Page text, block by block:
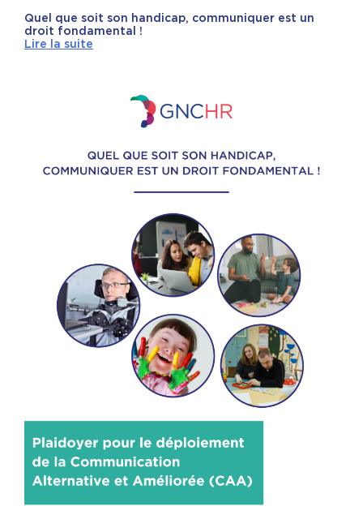
Quel que soit son handicap, communiquer est un
droit fondamental !
Lire la suite